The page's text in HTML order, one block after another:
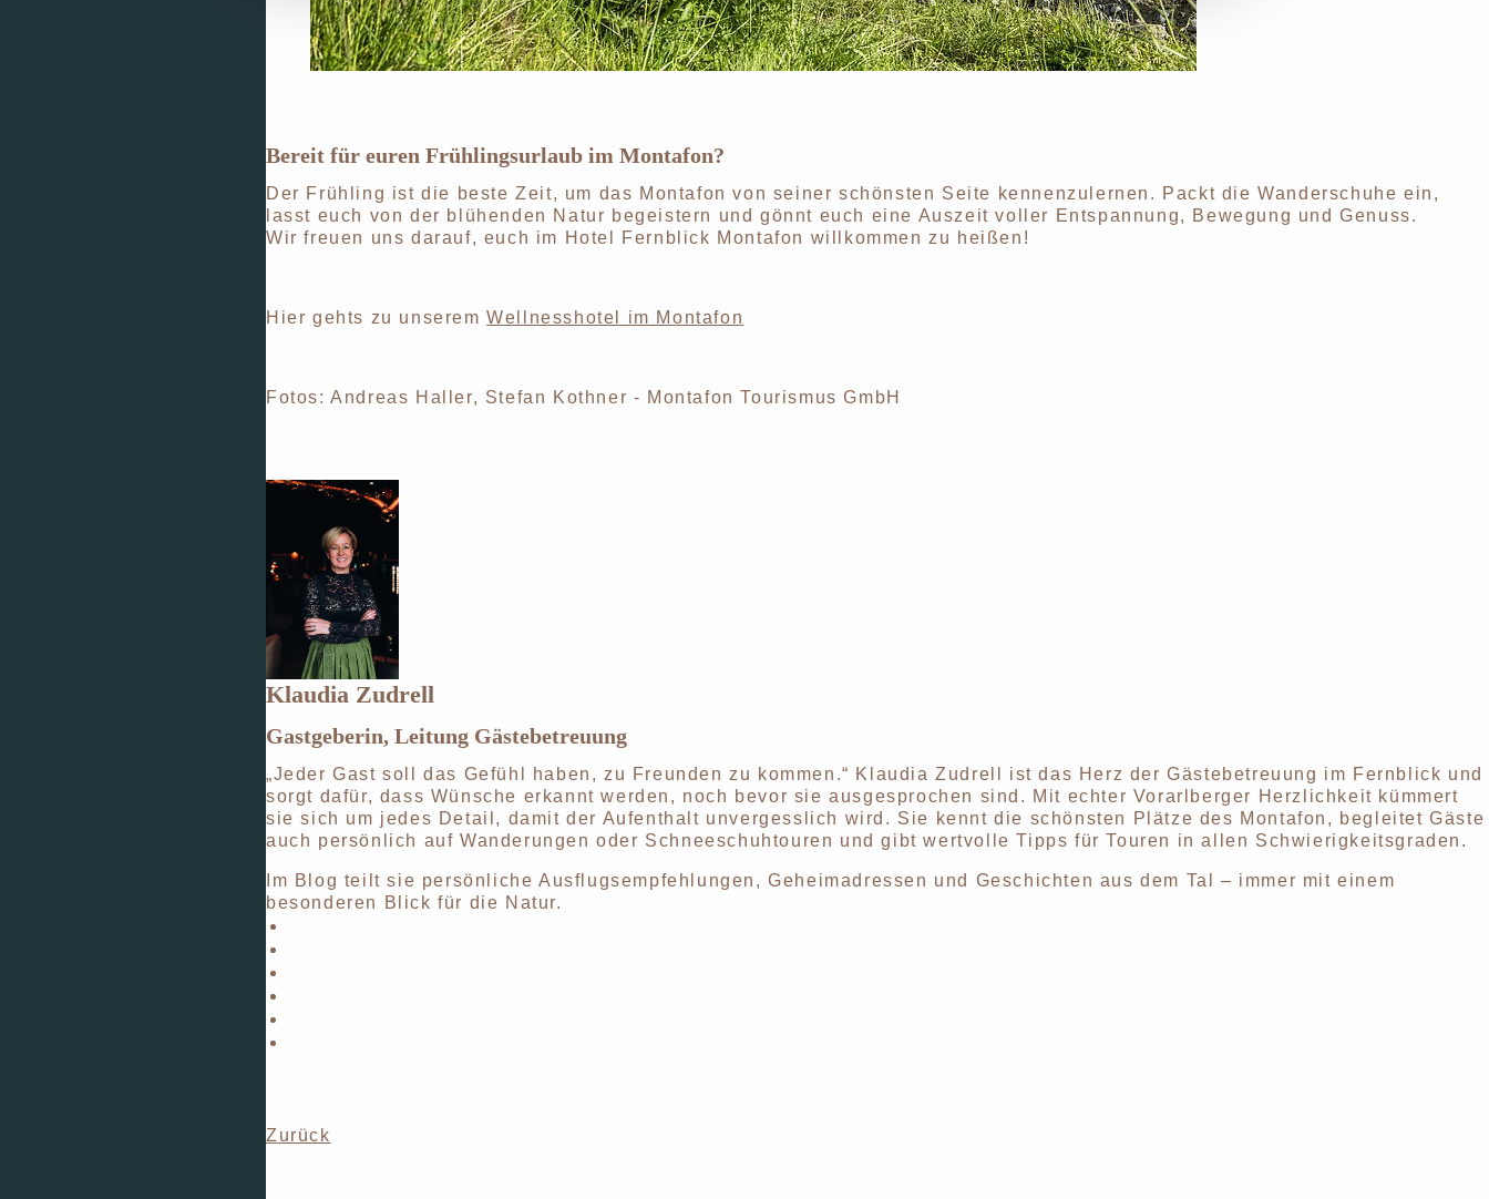
Bereit für euren Frühlingsurlaub im Montafon?
Der Frühling ist die beste Zeit, um das Montafon von seiner schönsten Seite kennenzulernen. Packt die Wanderschuhe ein,
lasst euch von der blühenden Natur begeistern und gönnt euch eine Auszeit voller Entspannung, Bewegung und Genuss.
Wir freuen uns darauf, euch im Hotel Fernblick Montafon willkommen zu heißen!
Hier gehts zu unseremWellnesshotel im Montafon
Fotos: Andreas Haller, Stefan Kothner - Montafon Tourismus GmbH
Klaudia Zudrell
Gastgeberin, Leitung Gästebetreuung
„Jeder Gast soll das Gefühl haben, zu Freunden zu kommen.“ Klaudia Zudrell ist das Herz der Gästebetreuung im Fernblick und
sorgt dafür, dass Wünsche erkannt werden, noch bevor sie ausgesprochen sind. Mit echter Vorarlberger Herzlichkeit kümmert
sie sich um jedes Detail, damit der Aufenthalt unvergesslich wird. Sie kennt die schönsten Plätze des Montafon, begleitet Gäste
auch persönlich auf Wanderungen oder Schneeschuhtouren und gibt wertvolle Tipps für Touren in allen Schwierigkeitsgraden.
Im Blog teilt sie persönliche Ausflugsempfehlungen, Geheimadressen und Geschichten aus dem Tal – immer mit einem
besonderen Blick für die Natur.
Zurück